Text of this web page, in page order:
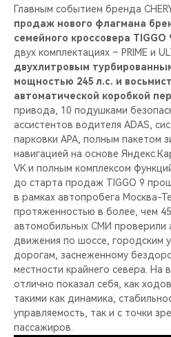
Главным событием бренда
продаж нового флагмана
семейного кроссовера TIGGO
двух комплектациях – PRIME и
двухлитровым
мощностью 245 л.с. и
автоматической коробкой
привода, 10 подушками
ассистентов водителя ADAS,
парковки APA, полным пакетом
навигацией на основе
VK и полным комплексом
до старта продаж TIGGO 9
в рамках автопробега Москва-
протяженностью в более, чем
автомобильных СМИ проверили
движения по шоссе, городским
дорогам, заснеженному
местности крайнего севера. На
отлично показал себя, как
такими как динамика,
управляемость, так и с точки
пассажиров.